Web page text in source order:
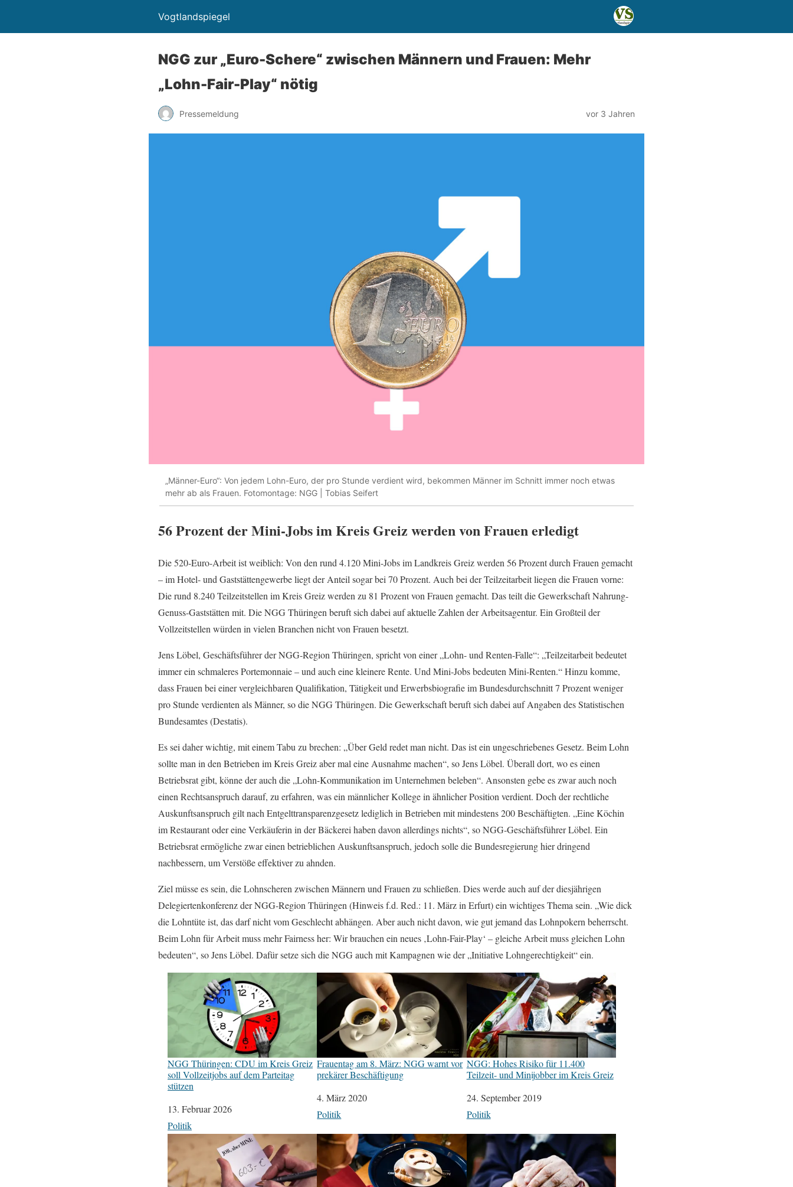
Vogtlandspiegel
NGG zur „Euro-Schere“ zwischen Männern und Frauen: Mehr
„Lohn-Fair-Play“ nötig
Pressemeldung vor 3 Jahren
„Männer-Euro“: Von jedem Lohn-Euro, der pro Stunde verdient wird, bekommen Männer im Schnitt immer noch etwas
mehr ab als Frauen. Fotomontage: NGG | Tobias Seifert
56 Prozent der Mini-Jobs im Kreis Greiz werden von Frauen erledigt
Die 520-Euro-Arbeit ist weiblich: Von den rund 4.120 Mini-Jobs im Landkreis Greiz werden 56 Prozent durch Frauen gemacht
– im Hotel- und Gaststättengewerbe liegt der Anteil sogar bei 70 Prozent. Auch bei der Teilzeitarbeit liegen die Frauen vorne:
Die rund 8.240 Teilzeitstellen im Kreis Greiz werden zu 81 Prozent von Frauen gemacht. Das teilt die Gewerkschaft Nahrung-
Genuss-Gaststätten mit. Die NGG Thüringen beruft sich dabei auf aktuelle Zahlen der Arbeitsagentur. Ein Großteil der
Vollzeitstellen würden in vielen Branchen nicht von Frauen besetzt.
Jens Löbel, Geschäftsführer der NGG-Region Thüringen, spricht von einer „Lohn- und Renten-Falle“: „Teilzeitarbeit bedeutet
immer ein schmaleres Portemonnaie – und auch eine kleinere Rente. Und Mini-Jobs bedeuten Mini-Renten.“ Hinzu komme,
dass Frauen bei einer vergleichbaren Qualifikation, Tätigkeit und Erwerbsbiografie im Bundesdurchschnitt 7 Prozent weniger
pro Stunde verdienten als Männer, so die NGG Thüringen. Die Gewerkschaft beruft sich dabei auf Angaben des Statistischen
Bundesamtes (Destatis).
Es sei daher wichtig, mit einem Tabu zu brechen: „Über Geld redet man nicht. Das ist ein ungeschriebenes Gesetz. Beim Lohn
sollte man in den Betrieben im Kreis Greiz aber mal eine Ausnahme machen“, so Jens Löbel. Überall dort, wo es einen
Betriebsrat gibt, könne der auch die „Lohn-Kommunikation im Unternehmen beleben“. Ansonsten gebe es zwar auch noch
einen Rechtsanspruch darauf, zu erfahren, was ein männlicher Kollege in ähnlicher Position verdient. Doch der rechtliche
Auskunftsanspruch gilt nach Entgelttransparenzgesetz lediglich in Betrieben mit mindestens 200 Beschäftigten. „Eine Köchin
im Restaurant oder eine Verkäuferin in der Bäckerei haben davon allerdings nichts“, so NGG-Geschäftsführer Löbel. Ein
Betriebsrat ermögliche zwar einen betrieblichen Auskunftsanspruch, jedoch solle die Bundesregierung hier dringend
nachbessern, um Verstöße effektiver zu ahnden.
Ziel müsse es sein, die Lohnscheren zwischen Männern und Frauen zu schließen. Dies werde auch auf der diesjährigen
Delegiertenkonferenz der NGG-Region Thüringen (Hinweis f.d. Red.: 11. März in Erfurt) ein wichtiges Thema sein. „Wie dick
die Lohntüte ist, das darf nicht vom Geschlecht abhängen. Aber auch nicht davon, wie gut jemand das Lohnpokern beherrscht.
Beim Lohn für Arbeit muss mehr Fairness her: Wir brauchen ein neues ‚Lohn-Fair-Play‘ – gleiche Arbeit muss gleichen Lohn
bedeuten“, so Jens Löbel. Dafür setze sich die NGG auch mit Kampagnen wie der „Initiative Lohngerechtigkeit“ ein.
NGG Thüringen: CDU im Kreis Greiz
soll Vollzeitjobs auf dem Parteitag
stützen
Datum
13. Februar 2026
In Bezug auf
Politik
Frauentag am 8. März: NGG warnt vor
prekärer Beschäftigung
Datum
4. März 2020
In Bezug auf
Politik
NGG: Hohes Risiko für 11.400
Teilzeit- und Minijobber im Kreis Greiz
Datum
24. September 2019
In Bezug auf
Politik